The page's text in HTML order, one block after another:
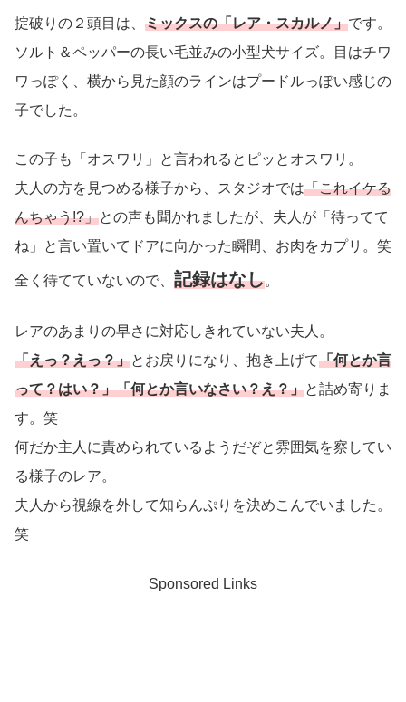
掟破りの２頭目は、 ミックスの「レア・スカルノ」です。
ソルト＆ペッパーの長い毛並みの小型犬サイズ。目はチワ
ワっぽく、横から見た顔のラインはプードルっぽい感じの
子でした。
この子も「オスワリ」と言われるとピッとオスワリ。
夫人の方を見つめる様子から、スタジオでは「これイケる
んちゃう!?」との声も聞かれましたが、夫人が「待ってて
ね」と言い置いてドアに向かった瞬間、お肉をカプリ。笑
全く待てていないので、 記録はなし。
レアのあまりの早さに対応しきれていない夫人。
「えっ？えっ？」とお戻りになり、抱き上げて「何とか言
って？はい？」「何とか言いなさい？え？」と詰め寄りま
す。笑
何だか主人に責められているようだぞと雰囲気を察してい
る様子のレア。
夫人から視線を外して知らんぷりを決めこんでいました。
笑
Sponsored Links